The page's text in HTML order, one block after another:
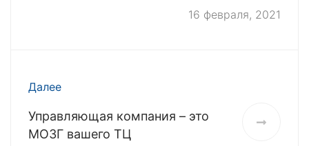
16 февраля, 2021
Далее
Управляющая компания – это
МОЗГ вашего ТЦ